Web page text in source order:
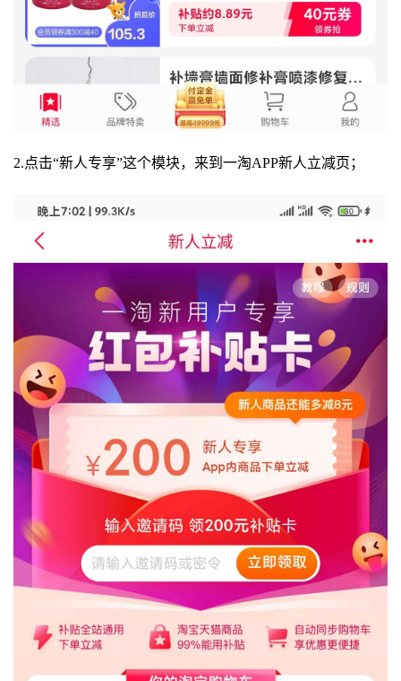
2.点击“新人专享”这个模块，来到一淘APP新人立减页；